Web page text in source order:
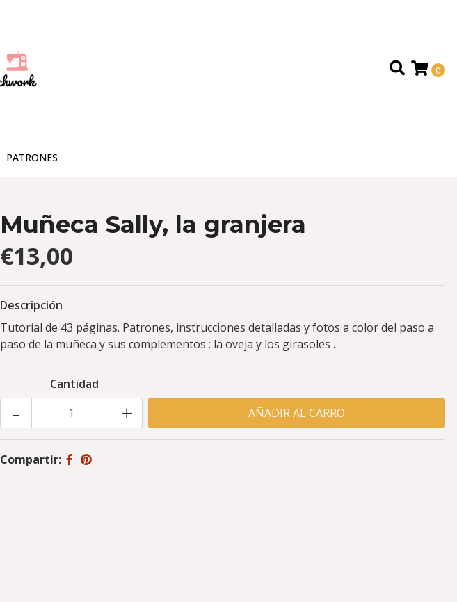
0
PATRONES
Muñeca Sally, la granjera
€13,00
Descripción
Tutorial de 43 páginas. Patrones, instrucciones detalladas y fotos a color del paso a
paso de la muñeca y sus complementos : la oveja y los girasoles .
Cantidad
+
-
Compartir: